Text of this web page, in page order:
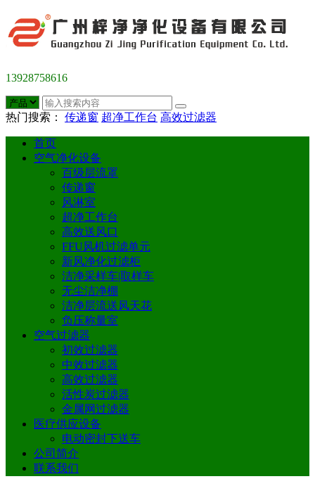
13928758616
热门搜索： 传递窗 超净工作台 高效过滤器
首页
空气净化设备
百级层流罩
传递窗
风淋室
超净工作台
高效送风口
FFU风机过滤单元
新风净化过滤柜
洁净采样车|取样车
无尘洁净棚
洁净层流送风天花
负压称量室
空气过滤器
初效过滤器
中效过滤器
高效过滤器
活性炭过滤器
金属网过滤器
医疗供应设备
电动密封下送车
公司简介
联系我们